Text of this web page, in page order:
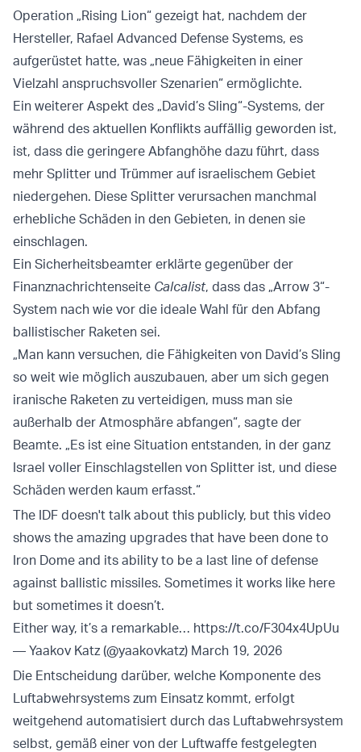
Operation „Rising Lion“ gezeigt hat, nachdem der
Hersteller, Rafael Advanced Defense Systems, es
aufgerüstet hatte, was „neue Fähigkeiten in einer
Vielzahl anspruchsvoller Szenarien“ ermöglichte.
Ein weiterer Aspekt des „David’s Sling“-Systems, der
während des aktuellen Konflikts auffällig geworden ist,
ist, dass die geringere Abfanghöhe dazu führt, dass
mehr Splitter und Trümmer auf israelischem Gebiet
niedergehen. Diese Splitter verursachen manchmal
erhebliche Schäden in den Gebieten, in denen sie
einschlagen.
Ein Sicherheitsbeamter erklärte gegenüber der
Finanznachrichtenseite Calcalist, dass das „Arrow 3“-
System nach wie vor die ideale Wahl für den Abfang
ballistischer Raketen sei.
„Man kann versuchen, die Fähigkeiten von David’s Sling
so weit wie möglich auszubauen, aber um sich gegen
iranische Raketen zu verteidigen, muss man sie
außerhalb der Atmosphäre abfangen“, sagte der
Beamte. „Es ist eine Situation entstanden, in der ganz
Israel voller Einschlagstellen von Splitter ist, und diese
Schäden werden kaum erfasst.“
The IDF doesn't talk about this publicly, but this video
shows the amazing upgrades that have been done to
Iron Dome and its ability to be a last line of defense
against ballistic missiles. Sometimes it works like here
but sometimes it doesn’t.
Either way, it’s a remarkable… https://t.co/F304x4UpUu
— Yaakov Katz (@yaakovkatz) March 19, 2026
Die Entscheidung darüber, welche Komponente des
Luftabwehrsystems zum Einsatz kommt, erfolgt
weitgehend automatisiert durch das Luftabwehrsystem
selbst, gemäß einer von der Luftwaffe festgelegten